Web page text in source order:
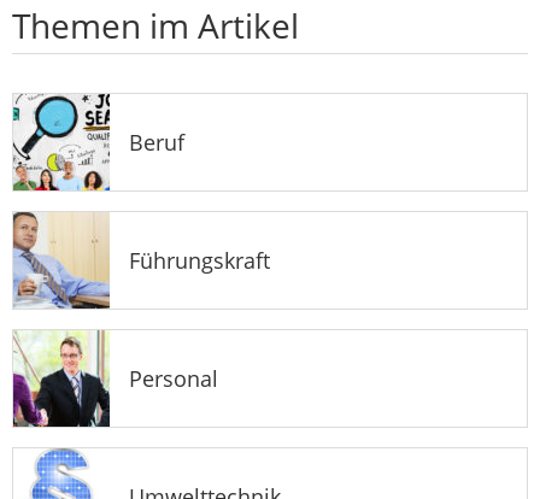
Themen im Artikel
Beruf
Führungskraft
Personal